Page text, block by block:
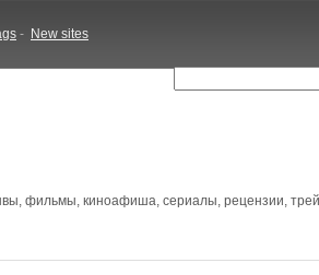
- New sites
фильмы, киноафиша, сериалы, рецензии,